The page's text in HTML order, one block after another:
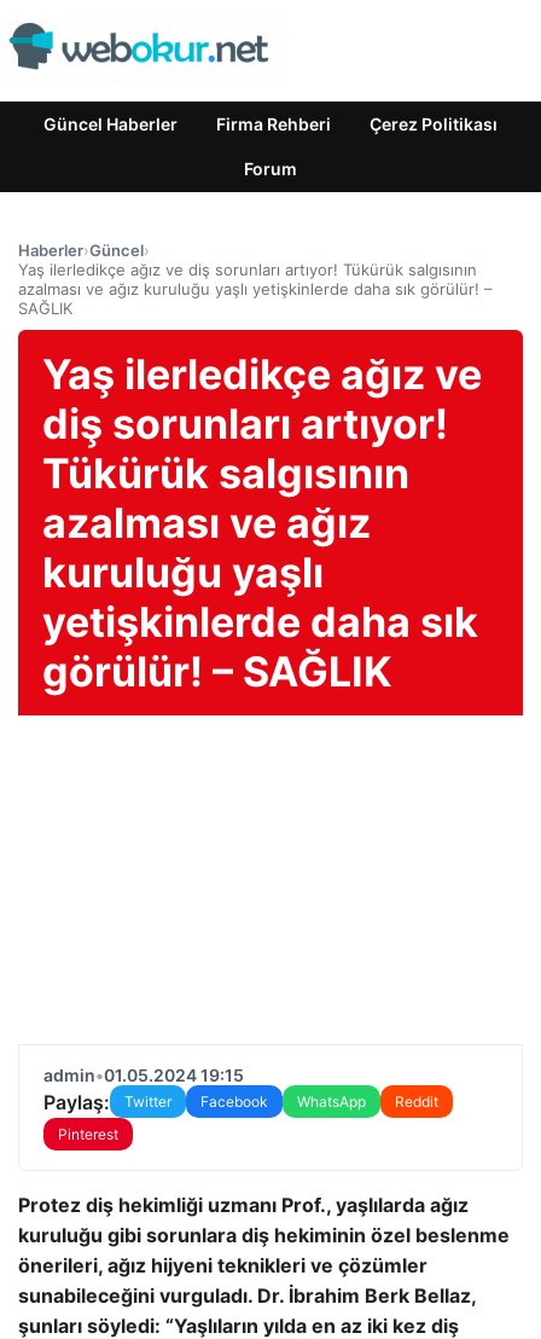
Güncel Haberler Firma Rehberi Çerez Politikası
Forum
Haberler›Güncel›
Yaş ilerledikçe ağız ve diş sorunları artıyor! Tükürük salgısının
azalması ve ağız kuruluğu yaşlı yetişkinlerde daha sık görülür! –
SAĞLIK
Yaş ilerledikçe ağız ve
diş sorunları artıyor!
Tükürük salgısının
azalması ve ağız
kuruluğu yaşlı
yetişkinlerde daha sık
görülür! – SAĞLIK
admin•01.05.2024 19:15
Paylaş: Twitter Facebook WhatsApp
Reddit
Pinterest
Protez diş hekimliği uzmanı Prof., yaşlılarda ağız
kuruluğu gibi sorunlara diş hekiminin özel beslenme
önerileri, ağız hijyeni teknikleri ve çözümler
sunabileceğini vurguladı. Dr. İbrahim Berk Bellaz,
şunları söyledi: “Yaşlıların yılda en az iki kez diş